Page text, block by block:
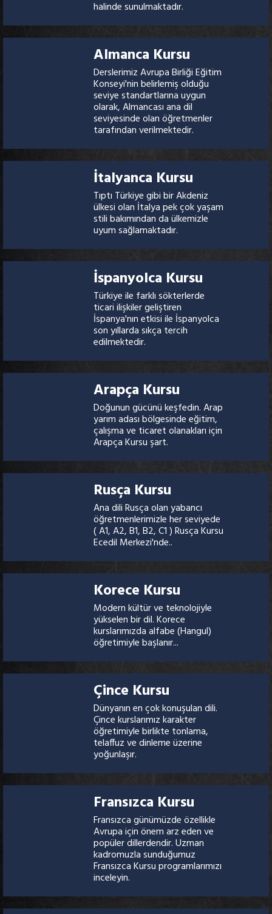
halinde sunulmaktadır.
Almanca Kursu
Derslerimiz Avrupa Birliği Eğitim
Konseyi'nin belirlemiş olduğu
seviye standartlarına uygun
olarak, Almancası ana dil
seviyesinde olan öğretmenler
tarafından verilmektedir.
İtalyanca Kursu
Tıptı Türkiye gibi bir Akdeniz
ülkesi olan İtalya pek çok yaşam
stili bakımından da ülkemizle
uyum sağlamaktadır.
İspanyolca Kursu
Türkiye ile farklı sökterlerde
ticari ilişkiler geliştiren
İspanya'nın etkisi ile İspanyolca
son yıllarda sıkça tercih
edilmektedir.
Arapça Kursu
Doğunun gücünü keşfedin. Arap
yarım adası bölgesinde eğitim,
çalışma ve ticaret olanakları için
Arapça Kursu şart.
Rusça Kursu
Ana dili Rusça olan yabancı
öğretmenlerimizle her seviyede
( A1, A2, B1, B2, C1 ) Rusça Kursu
Ecedil Merkezi'nde..
Korece Kursu
Modern kültür ve teknolojiyle
yükselen bir dil. Korece
kurslarımızda alfabe (Hangul)
öğretimiyle başlanır...
Çince Kursu
Dünyanın en çok konuşulan dili.
Çince kurslarımız karakter
öğretimiyle birlikte tonlama,
telaffuz ve dinleme üzerine
yoğunlaşır.
Fransızca Kursu
Fransızca günümüzde özellikle
Avrupa için önem arz eden ve
popüler dillerdendir. Uzman
kadromuzla sunduğumuz
Fransızca Kursu programlarımızı
inceleyin.